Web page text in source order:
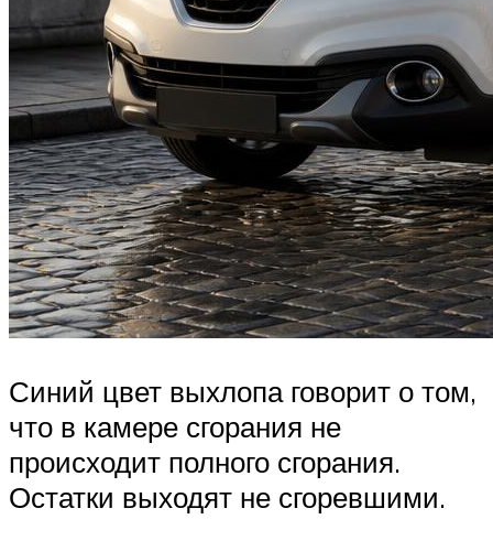
Синий цвет выхлопа говорит о том,
что в камере сгорания не
происходит полного сгорания.
Остатки выходят не сгоревшими.